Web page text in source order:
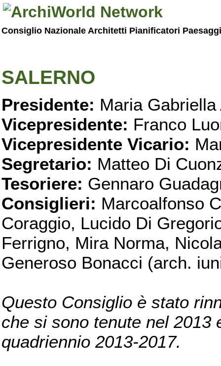
Consiglio Nazionale Architetti Pianificatori
SALERNO
Presidente: Maria Gabriella
Vicepresidente: Franco
Vicepresidente Vicario:
Segretario: Matteo Di
Tesoriere: Gennaro
Consiglieri: Marcoalfonso
Coraggio, Lucido Di
Ferrigno, Mira Norma,
Generoso Bonacci (arch.
Questo Consiglio è stato
che si sono tenute nel 2013
quadriennio 2013-2017.